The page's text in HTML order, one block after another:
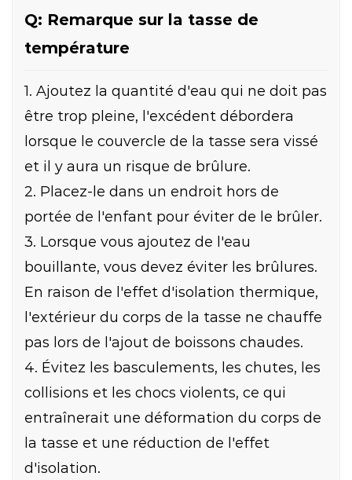
Q: Remarque sur la tasse de
température
1. Ajoutez la quantité d'eau qui ne doit pas
être trop pleine, l'excédent débordera
lorsque le couvercle de la tasse sera vissé
et il y aura un risque de brûlure.
2. Placez-le dans un endroit hors de
portée de l'enfant pour éviter de le brûler.
3. Lorsque vous ajoutez de l'eau
bouillante, vous devez éviter les brûlures.
En raison de l'effet d'isolation thermique,
l'extérieur du corps de la tasse ne chauffe
pas lors de l'ajout de boissons chaudes.
4. Évitez les basculements, les chutes, les
collisions et les chocs violents, ce qui
entraînerait une déformation du corps de
la tasse et une réduction de l'effet
d'isolation.